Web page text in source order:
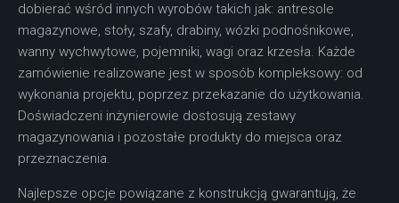
dobierać wśród innych wyrobów takich jak: antresole
magazynowe, stoły, szafy, drabiny, wózki podnośnikowe,
wanny wychwytowe, pojemniki, wagi oraz krzesła. Każde
zamówienie realizowane jest w sposób kompleksowy: od
wykonania projektu, poprzez przekazanie do użytkowania.
Doświadczeni inżynierowie dostosują zestawy
magazynowania i pozostałe produkty do miejsca oraz
przeznaczenia.
Najlepsze opcje powiązane z konstrukcją gwarantują, że